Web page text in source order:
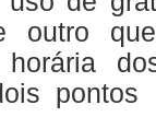
outro
pontos